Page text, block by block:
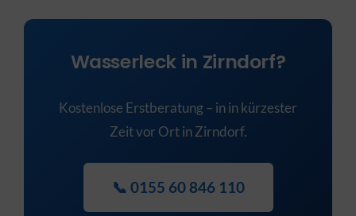
Wasserleck in Zirndorf?
Kostenlose Erstberatung – in in kürzester
Zeit vor Ort in Zirndorf.
📞 0155 60 846 110